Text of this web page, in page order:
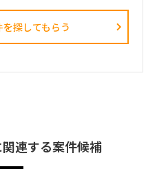
探してもらう​
連する案件候補